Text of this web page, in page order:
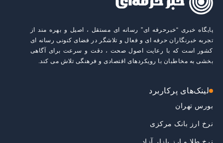
پایگاه خبری “خبرحرفه ای” رسانه ای مستقل ، اصیل و بهره مند از
تجربه خبرنگاران حرفه ای و فعال و تلاشگر در فضای کنونی رسانه ای
کشور است که با رعایت اصول صحت ، دقت و سرعت برای آگاهی
بخشی به مخاطبان با رویکردهای اقتصادی و فرهنگی تلاش می کند.
لینک‌های پرکاربرد
بورس تهران
نرخ ارز بانک مرکزی